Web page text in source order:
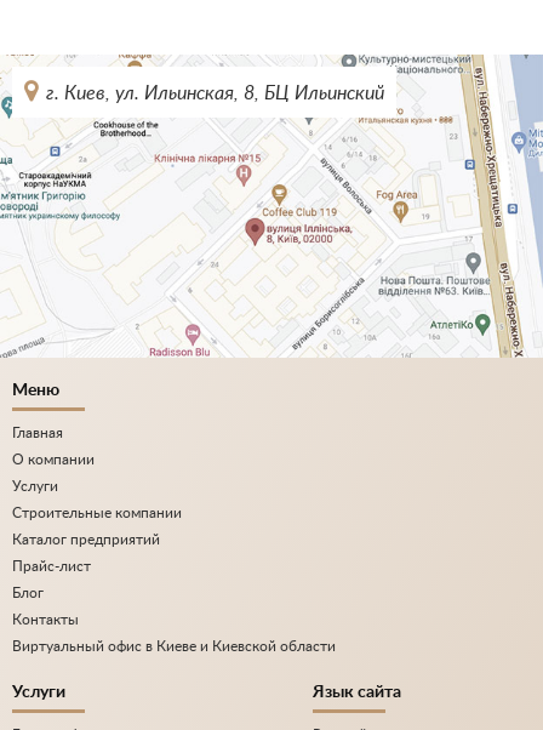
г. Киев, ул. Ильинская, 8, БЦ Ильинский
Меню
Главная
О компании
Услуги
Строительные компании
Каталог предприятий
Прайс-лист
Блог
Контакты
Виртуальный офис в Киеве и Киевской области
Услуги Язык сайта